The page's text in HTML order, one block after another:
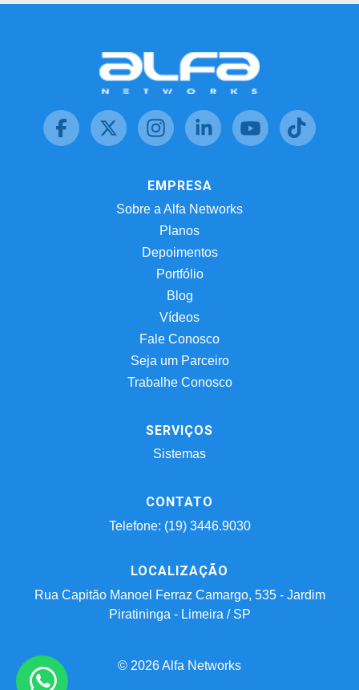
EMPRESA
Sobre a Alfa Networks
Planos
Depoimentos
Portfólio
Blog
Vídeos
Fale Conosco
Seja um Parceiro
Trabalhe Conosco
SERVIÇOS
Sistemas
CONTATO
Telefone: (19) 3446.9030
LOCALIZAÇÃO
Rua Capitão Manoel Ferraz Camargo, 535 - Jardim
Piratininga - Limeira / SP
© 2026 Alfa Networks